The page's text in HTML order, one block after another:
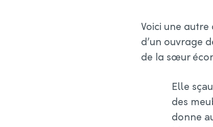
Voici une
d’un ouvrage
de la sœur
Elle
des
donne